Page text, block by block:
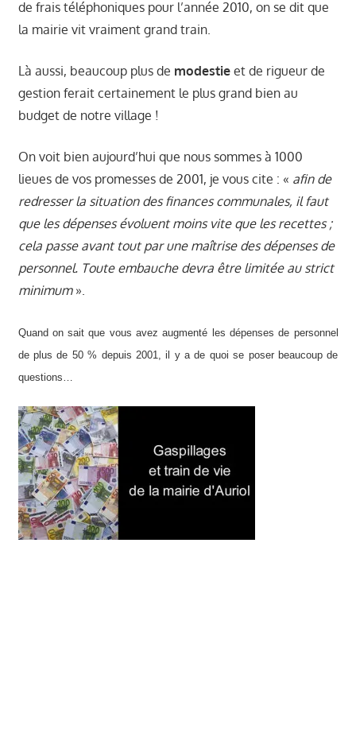
de frais téléphoniques pour l’année 2010, on se dit que
la mairie vit vraiment grand train.
Là aussi, beaucoup plus de modestieet de rigueur de
gestion ferait certainement le plus grand bien au
budget de notre village !
On voit bien aujourd’hui que nous sommes à 1000
lieues de vos promesses de 2001, je vous cite : « afin de
redresser la situation des finances communales, il faut
que les dépenses évoluent moins vite que les recettes ;
cela passe avant tout par une maîtrise des dépenses de
personnel. Toute embauche devra être limitée au strict
minimum».
Quand on sait que vous avez augmenté les dépenses de personnel
de plus de 50 % depuis 2001, il y a de quoi se poser beaucoup de
questions…